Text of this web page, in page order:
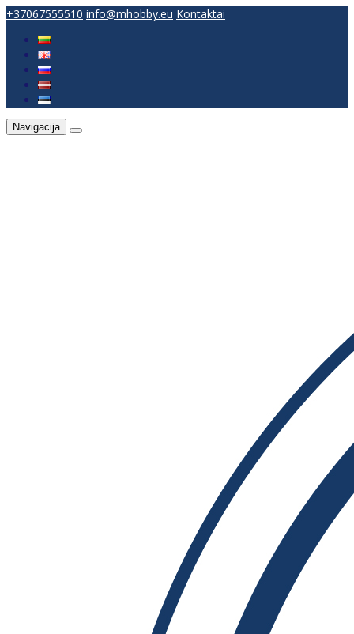
+37067555510 info@mhobby.eu Kontaktai
Navigacija